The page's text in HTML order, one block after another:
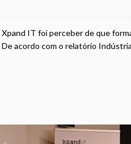
Xpand IT foi perceber de que
acordo com o relatório